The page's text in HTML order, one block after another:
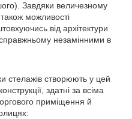
Завдяки величезному
можливості
від архітектури
незамінними в
створюють у цей
здатні за всіма
приміщення й